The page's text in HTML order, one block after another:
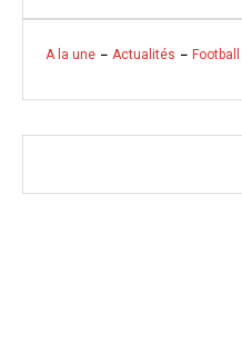
A la une Actualités Football